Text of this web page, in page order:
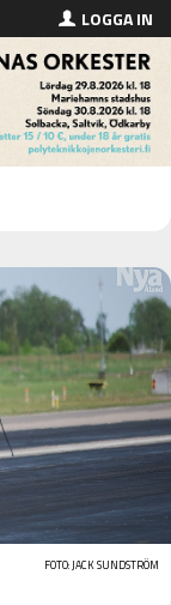
LOGGA IN
FOTO: JACK SUNDSTRÖM